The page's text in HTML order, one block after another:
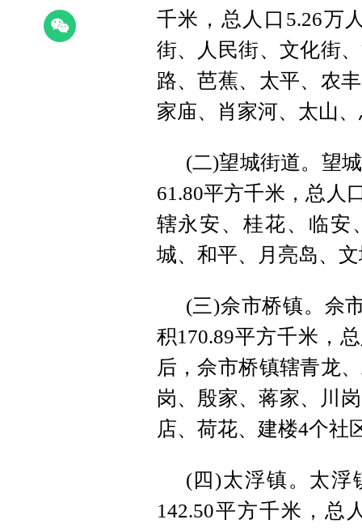
千米，总人口5.26万
街、人民街、文化街
路、芭蕉、太平、农
家庙、肖家河、太山
(二)望城街道。望
61.80平方千米，总人
辖永安、桂花、临安
城、和平、月亮岛、
(三)佘市桥镇。佘
积170.89平方千米，
后，佘市桥镇辖青龙
岗、殷家、蒋家、川
店、荷花、建楼4个社
(四)太浮镇。太浮
142.50平方千米，总